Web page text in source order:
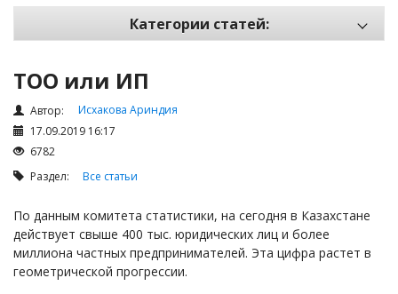
Категории статей:
Электронный документооборот и цифровая подпись
Трудовые отношения
Техника безопасности и охрана труда
Сбор долгов
Регистрация ТОО
Проверка государственных органов
ТОО или ИП
Автор:
Исхакова Ариндия
17.09.2019 16:17
6782
Раздел: Все статьи
По данным комитета статистики, на сегодня в Казахстане
действует свыше 400 тыс. юридических лиц и более
миллиона частных предпринимателей. Эта цифра растет в
геометрической прогрессии.